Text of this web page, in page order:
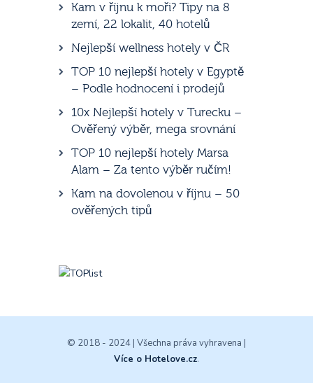
Kam v říjnu k moři? Tipy na 8
zemí, 22 lokalit, 40 hotelů
Nejlepší wellness hotely v ČR
TOP 10 nejlepší hotely v Egyptě
– Podle hodnocení i prodejů
10x Nejlepší hotely v Turecku –
Ověřený výběr, mega srovnání
TOP 10 nejlepší hotely Marsa
Alam – Za tento výběr ručím!
Kam na dovolenou v říjnu – 50
ověřených tipů
© 2018 - 2024 | Všechna práva vyhravena |
Více o Hotelove.cz.